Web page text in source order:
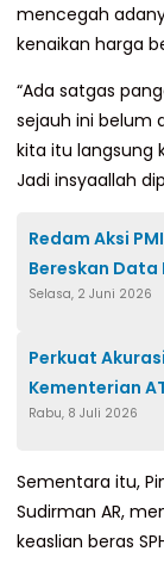
mencegah
kenaikan harga
“Ada satgas
sejauh ini belum
kita itu langsung
Jadi insyaallah
Redam Aksi
Bereskan Data
Dinas Kesehatan
Selasa, 2 Juni 2026
Perkuat
Kementerian
CORS di Pinrang
Rabu, 8 Juli 2026
Sementara itu,
Sudirman AR,
keaslian beras